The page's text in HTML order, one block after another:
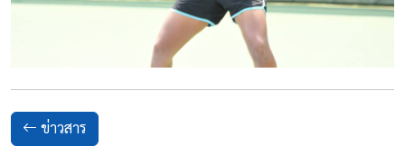
ข่าวสาร